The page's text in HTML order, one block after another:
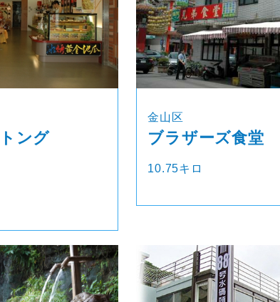
ング
金山区
ブラザーズ食堂
10.75キロ